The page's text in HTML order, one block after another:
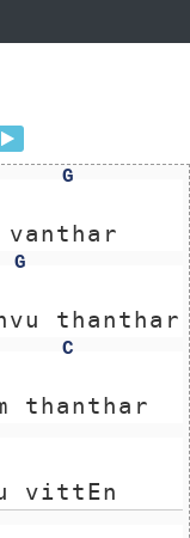
G
vanthar
G
thanthar
C
thanthar
vittEn